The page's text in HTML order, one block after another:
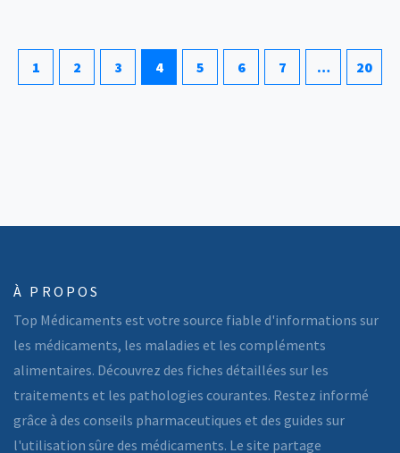
1 2 3 4 5 6 7 … 20
À PROPOS
Top Médicaments est votre source fiable d'informations sur
les médicaments, les maladies et les compléments
alimentaires. Découvrez des fiches détaillées sur les
traitements et les pathologies courantes. Restez informé
grâce à des conseils pharmaceutiques et des guides sur
l'utilisation sûre des médicaments. Le site partage